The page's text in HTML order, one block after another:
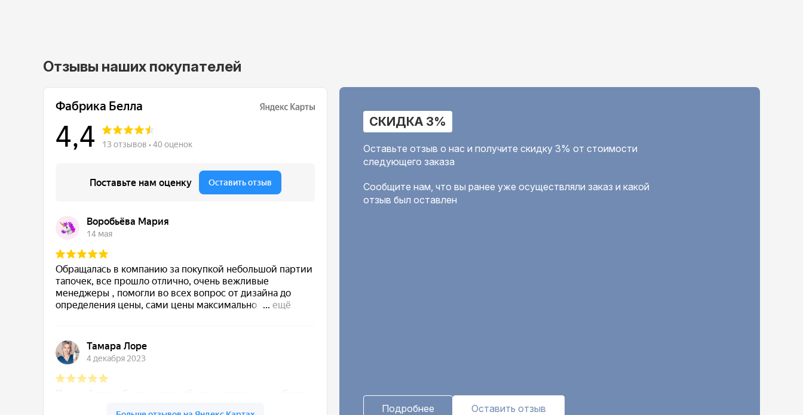
Отзывы наших покупателей
СКИДКА 3%
Оставьте отзыв о нас и получите скидку 3% от стоимости
следующего заказа
Сообщите нам, что вы ранее уже осуществляли заказ и какой
отзыв был оставлен
Подробнее Оставить отзыв